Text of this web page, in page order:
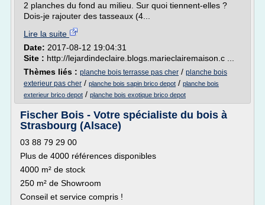
2 planches du fond au milieu. Sur quoi tiennent-elles ?
Dois-je rajouter des tasseaux (4...
Lire la suite
Date: 2017-08-12 19:04:31
Site : http://lejardindeclaire.blogs.marieclairemaison.c ...
Thèmes liés : planche bois terrasse pas cher / planche bois
exterieur pas cher / planche bois sapin brico depot / planche bois
exterieur brico depot / planche bois exotique brico depot
Fischer Bois - Votre spécialiste du bois à
Strasbourg (Alsace)
03 88 79 29 00
Plus de 4000 références disponibles
4000 m² de stock
250 m² de Showroom
Conseil et service compris !